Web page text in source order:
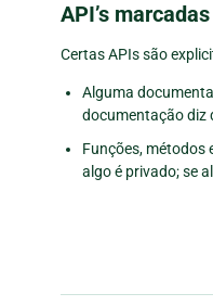
API’s
Certas APIs são
Alguma
documentação diz
Funções, métodos
algo é privado; se